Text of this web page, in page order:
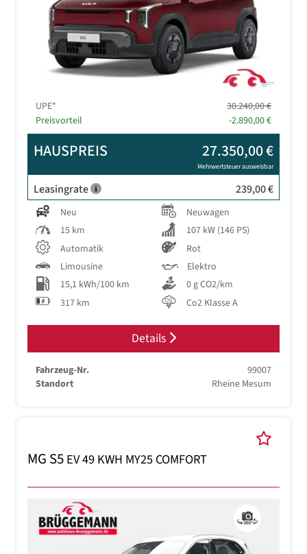
Previous
UPE*
30.240,00 €
Preisvorteil
-2.890,00 €
HAUSPREIS 27.350,00 €
Mehrwertsteuer ausweisbar
Leasingrate 239,00 €
Neu
Neuwagen
15 km
107 kW (146 PS)
Automatik
Rot
Limousine
Elektro
15,1 kWh/100 km
0 g CO2/km
317 km
Co2 Klasse A
Details
Fahrzeug-Nr.
99007
Standort
Rheine Mesum
MG S5EV 49 KWH MY25 COMFORT